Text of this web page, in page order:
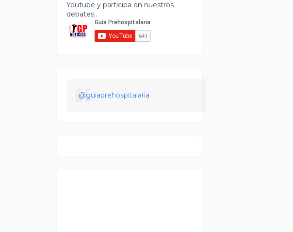
Youtube y participa en nuestros
debates..
@guiaprehospitalaria